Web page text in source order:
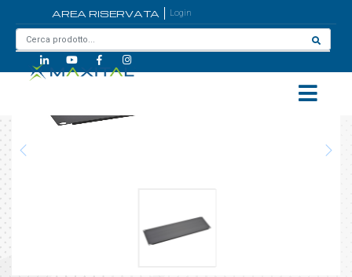
AREA RISERVATA Login
PC4U